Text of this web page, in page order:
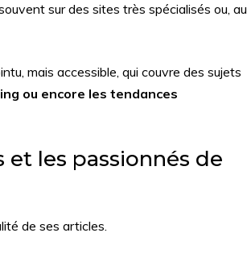
sur des sites très spécialisés ou, au
mais accessible, qui couvre des sujets
ou encore les tendances
les passionnés de
de ses articles.